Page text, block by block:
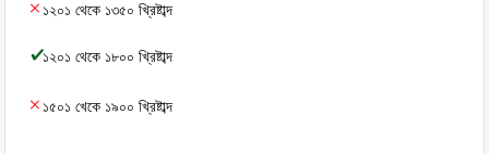
১২০১ থেকে ১৩৫০ খ্রিষ্টাব্দ
১২০১ থেকে ১৮০০ খ্রিষ্টাব্দ
১৫০১ খেকে ১৯০০ খ্রিষ্টাব্দ